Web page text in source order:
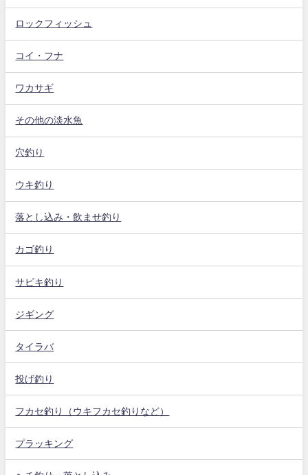
ロックフィッシュ
コイ・フナ
ワカサギ
その他の淡水魚
穴釣り
ウキ釣り
落とし込み・飲ませ釣り
カゴ釣り
サビキ釣り
ジギング
タイラバ
投げ釣り
フカセ釣り（ウキフカセ釣りなど）
プラッキング